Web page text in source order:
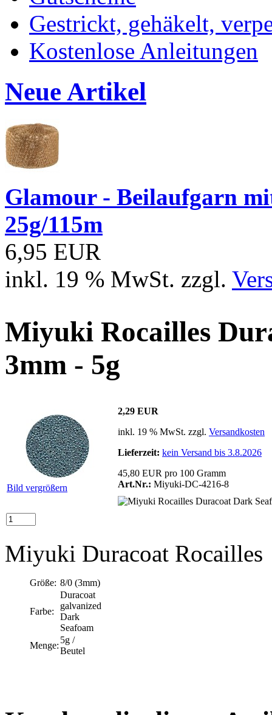
Gestrickt, gehäkelt,
Kostenlose Anleitungen
Neue Artikel
Glamour - Beilaufgarn
25g/115m
6,95 EUR
inkl. 19 % MwSt. zzgl.
Miyuki Rocailles
3mm - 5g
Bild vergrößern
2,29 EUR
inkl. 19 % MwSt. zzgl. Versandkosten
Lieferzeit: kein Versand bis 3.8.2026
45,80 EUR pro 100 Gramm
Art.Nr.: Miyuki-DC-4216-8
Miyuki Duracoat Rocailles
Größe: 8/0 (3mm)
Farbe:
Duracoat
galvanized
Dark
Seafoam
Menge:
5g /
Beutel